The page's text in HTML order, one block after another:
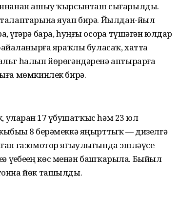
ашыу ҡырсынташ сығарылды.
яуап бирә. Йылдан-йыл
бара, һуңғы осорҙа түшәгән юлдар
яраҡлы буласаҡ, хатта
һалып йөрөгәндәренә аптырарға
мөмкинлек бирә.
уларҙан 17 үҙбушатҡыс һәм 23 юл
8 берәмеккә яңырттыҡ — дизелгә
газомотор яғыулығында эшләүсе
үҙебеҙҙең көс менән башҡарыла. Быйыл
йөк ташылды.